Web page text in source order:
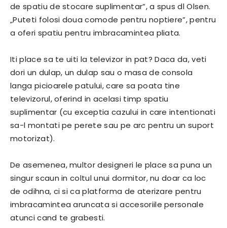
de spatiu de stocare suplimentar”, a spus dl Olsen.
„Puteti folosi doua comode pentru noptiere”, pentru
a oferi spatiu pentru imbracamintea pliata.
Iti place sa te uiti la televizor in pat? Daca da, veti
dori un dulap, un dulap sau o masa de consola
langa picioarele patului, care sa poata tine
televizorul, oferind in acelasi timp spatiu
suplimentar (cu exceptia cazului in care intentionati
sa-l montati pe perete sau pe arc pentru un suport
motorizat).
De asemenea, multor designeri le place sa puna un
singur scaun in coltul unui dormitor, nu doar ca loc
de odihna, ci si ca platforma de aterizare pentru
imbracamintea aruncata si accesoriile personale
atunci cand te grabesti.